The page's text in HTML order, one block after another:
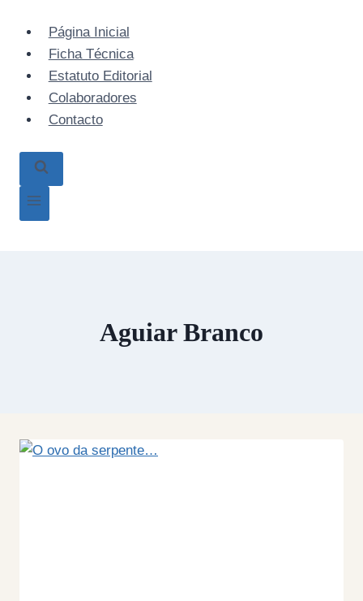
content
Página Inicial
Ficha Técnica
Estatuto Editorial
Colaboradores
Contacto
Aguiar Branco